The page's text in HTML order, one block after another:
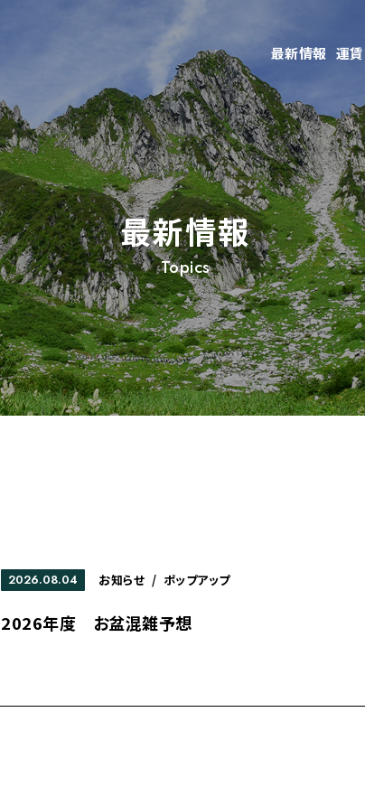
最新情報 運
最新情報
Topics
2026.08.04 お知らせ / ポップアップ
2026年度 お盆混雑予想